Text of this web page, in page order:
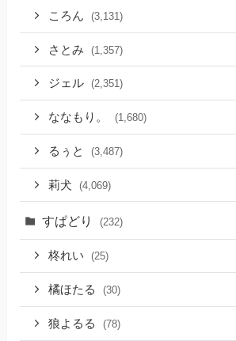
ころん (3,131)
さとみ (1,357)
ジェル (2,351)
ななもり。 (1,680)
るぅと (3,487)
莉犬 (4,069)
すぱどり (232)
柊れい (25)
橘ほたる (30)
狼よるる (78)